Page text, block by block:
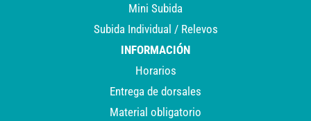
Mini Subida
Subida Individual / Relevos
INFORMACIÓN
Horarios
Entrega de dorsales
Material obligatorio